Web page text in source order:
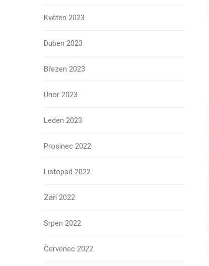
Květen 2023
Duben 2023
Březen 2023
Únor 2023
Leden 2023
Prosinec 2022
Listopad 2022
Září 2022
Srpen 2022
Červenec 2022